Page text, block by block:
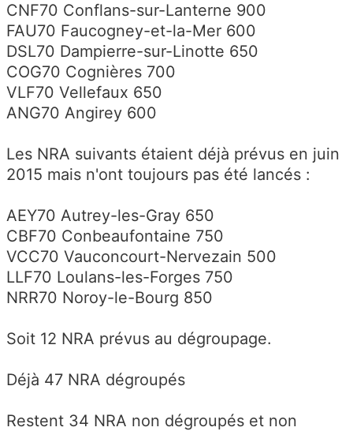
CNF70 Conflans-sur-Lanterne 900
FAU70 Faucogney-et-la-Mer 600
DSL70 Dampierre-sur-Linotte 650
COG70 Cognières 700
VLF70 Vellefaux 650
ANG70 Angirey 600
Les NRA suivants étaient déjà prévus en juin
2015 mais n'ont toujours pas été lancés :
AEY70 Autrey-les-Gray 650
CBF70 Conbeaufontaine 750
VCC70 Vauconcourt-Nervezain 500
LLF70 Loulans-les-Forges 750
NRR70 Noroy-le-Bourg 850
Soit 12 NRA prévus au dégroupage.
Déjà 47 NRA dégroupés
Restent 34 NRA non dégroupés et non